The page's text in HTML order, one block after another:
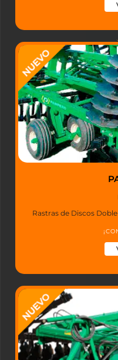
Rastras de Discos